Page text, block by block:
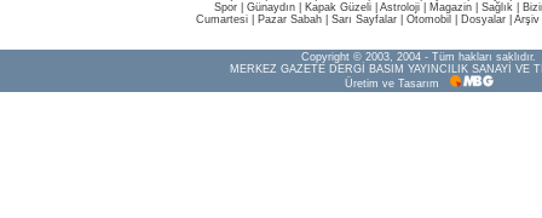
Spor
Günaydın Kapak Güzeli Astroloji Magazin Sağlık
Cumartesi
Pazar Sabah Sarı Sayfalar Otomobil Dosyalar Arşiv
Copyright © 2003, 2004 - Tüm hakları saklıdır.
MERKEZ GAZETE DERGİ BASIM YAYINCILIK SANAYİ VE
Üretim ve Tasarım